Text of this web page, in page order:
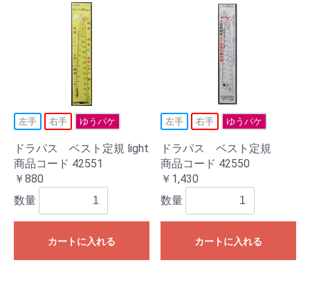
左手 右手 ゆうパケ
ドラパス ベスト定規 light
商品コード 42551
￥880
数量
カートに入れる
左手 右手 ゆうパケ
ドラパス ベスト定規
商品コード 42550
￥1,430
数量
カートに入れる